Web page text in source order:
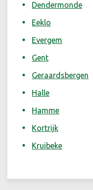
Dendermonde
Eeklo
Evergem
Gent
Geraardsbergen
Halle
Hamme
Kortrijk
Kruibeke